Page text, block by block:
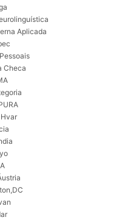
Aplicada
Checa